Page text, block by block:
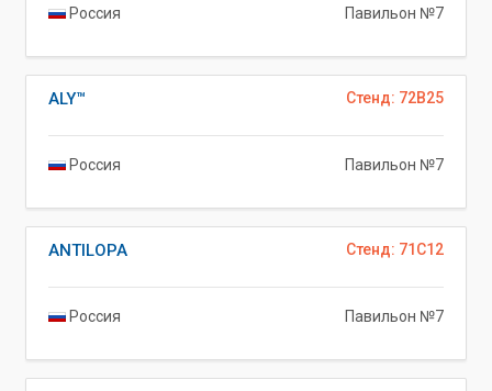
Россия Павильон №7
Стенд: 72B25
ALY™
Россия Павильон №7
Стенд: 71C12
ANTILOPA
Россия Павильон №7